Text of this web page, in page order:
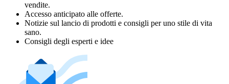
vendite.
Accesso anticipato alle offerte.
Notizie sul lancio di prodotti e consigli per uno stile di vita
sano.
Consigli degli esperti e idee